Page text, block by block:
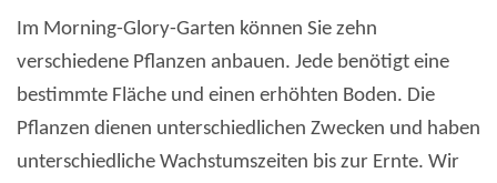
Im Morning-Glory-Garten können Sie zehn
verschiedene Pflanzen anbauen. Jede benötigt eine
bestimmte Fläche und einen erhöhten Boden. Die
Pflanzen dienen unterschiedlichen Zwecken und haben
unterschiedliche Wachstumszeiten bis zur Ernte. Wir